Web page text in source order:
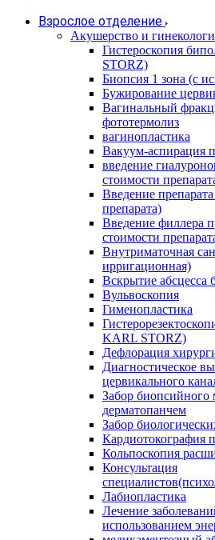
Взрослое отделение
Акушерство и
Гистероскопия
STORZ)
Биопсия 1 зона (с
Бужирование
Вагинальный
фототермолиз
вагинопластика
Вакуум-аспирация
введение
стоимости
Введение
препарата)
Введение филлера
стоимости
Внутриматочная
ирригационная)
Вскрытие абсцесса
Вульвоскопия
Гименопластика
KARL STORZ)
Дефлорация
Диагностическое
цервикального
Забор биопсийного
дерматопанчем
Забор
Кардиотокография
Кольпоскопия
Консультация
Лабиопластика
Лечение
использованием